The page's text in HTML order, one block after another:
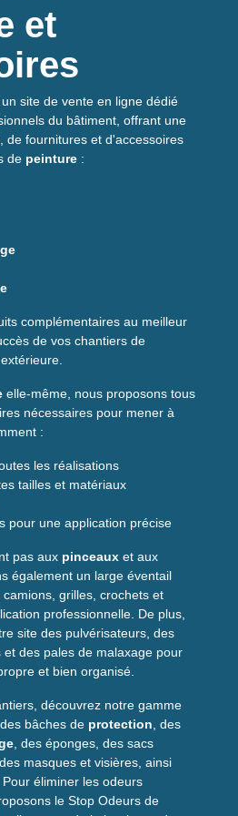
mécanique, ce disque est
pour le traitement des enduits
béton, des colles et de tous les
à forte résistance.
robuste avec un brasage
d'une répartition ouverte du
des poussières et l'efficacité du
de P14 à P120, il
en carbure de tungstène
professionnelle de référence
de la pierre, du carrelage, des
nécessitant puissance, rapidité
et
site de vente en ligne dédié
du bâtiment, offrant une
de fournitures et d'accessoires
de peinture :
complémentaires au meilleur
de vos chantiers de
elle-même, nous proposons tous
nécessaires pour mener à
:
les réalisations
tailles et matériaux
pour une application précise
pas aux pinceaux et aux
également un large éventail
grilles, crochets et
professionnelle. De plus,
site des pulvérisateurs, des
des pales de malaxage pour
et bien organisé.
découvrez notre gamme
bâches de protection , des
, des éponges, des sacs
masques et visières, ainsi
éliminer les odeurs
le Stop Odeurs de